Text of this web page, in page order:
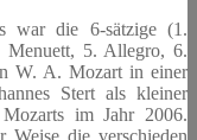
war die 6-sätzige (1.
5. Allegro, 6.
W. A. Mozart in einer
Stert als kleiner
im Jahr 2006.
Weise die verschieden